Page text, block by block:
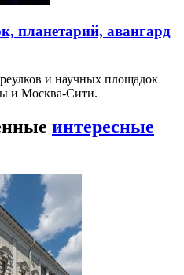
планетарий, авангард
и научных площадок
и Москва-Сити.
интересные